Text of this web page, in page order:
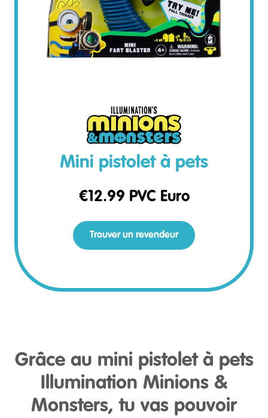
Mini pistolet à pets
€12.99 PVC Euro
Trouver un revendeur
Grâce au mini pistolet à pets
Illumination Minions &
Monsters, tu vas pouvoir